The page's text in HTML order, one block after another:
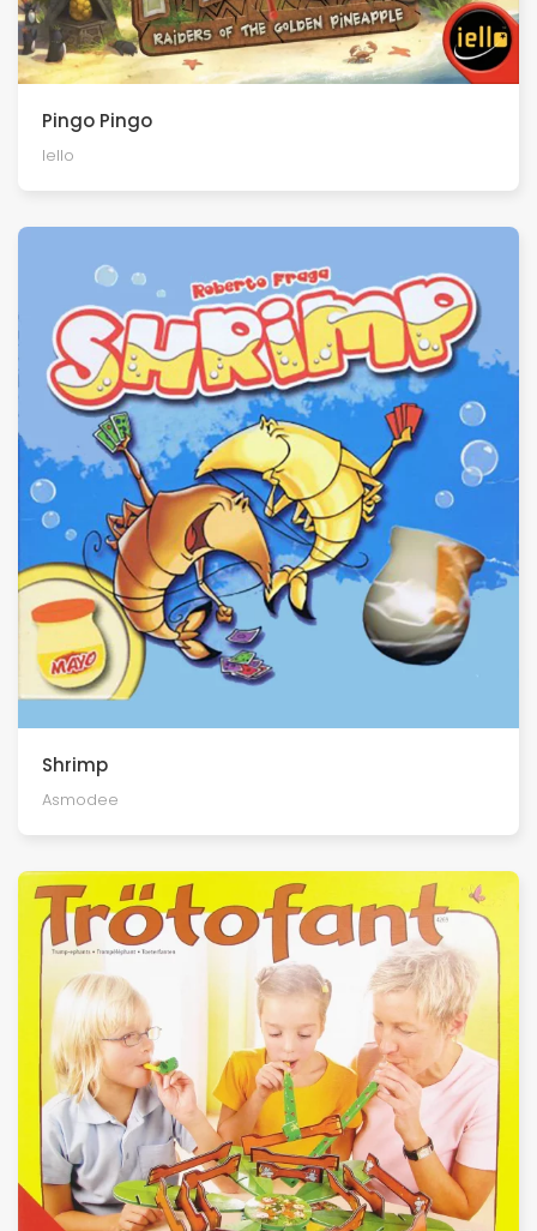
Pingo Pingo
Iello
Shrimp
Asmodee